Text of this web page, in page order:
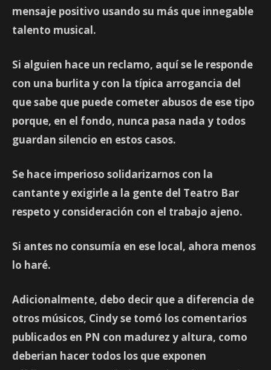
mensaje positivo usando su más que innegable
talento musical.
Si alguien hace un reclamo, aquí se le responde
con una burlita y con la típica arrogancia del
que sabe que puede cometer abusos de ese tipo
porque, en el fondo, nunca pasa nada y todos
guardan silencio en estos casos.
Se hace imperioso solidarizarnos con la
cantante y exigirle a la gente del Teatro Bar
respeto y consideración con el trabajo ajeno.
Si antes no consumía en ese local, ahora menos
lo haré.
Adicionalmente, debo decir que a diferencia de
otros músicos, Cindy se tomó los comentarios
publicados en PN con madurez y altura, como
deberian hacer todos los que exponen